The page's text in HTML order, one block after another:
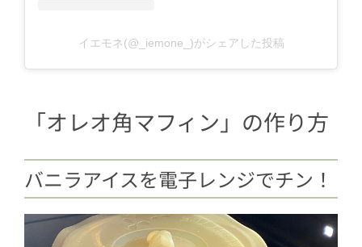
イエモネ(@_iemone_)がシェアした投稿
「オレオ角マフィン」の作り方
バニラアイスを電子レンジでチン！